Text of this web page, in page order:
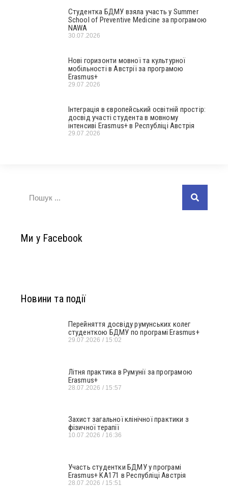
Студентка БДМУ взяла участь у Summer
School of Preventive Medicine за програмою
NAWA
30.07.2026
Нові горизонти мовної та культурної
мобільності в Австрії за програмою
Erasmus+
29.07.2026
Інтеграція в європейський освітній простір:
досвід участі студента в мовному
інтенсиві Erasmus+ в Республіці Австрія
29.07.2026
Ми у Facebook
Новини та події
Перейняття досвіду румунських колег
студенткою БДМУ по програмі Erasmus+
29.07.2026 15:02
Літня практика в Румунії за програмою
Erasmus+
28.07.2026 15:57
Захист загальної клінічної практики з
фізичної терапії
10.07.2026 16:36
Участь студентки БДМУ у програмі
Erasmus+ KA171 в Республіці Австрія
28.07.2026 15:51